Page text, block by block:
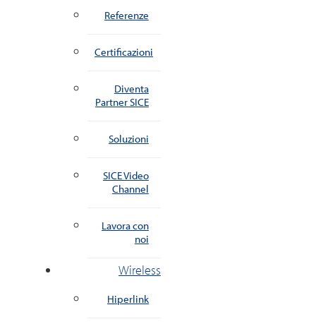
Referenze
Certificazioni
Diventa
Partner SICE
Soluzioni
SICE Video
Channel
Lavora con
noi
Wireless
Hiperlink